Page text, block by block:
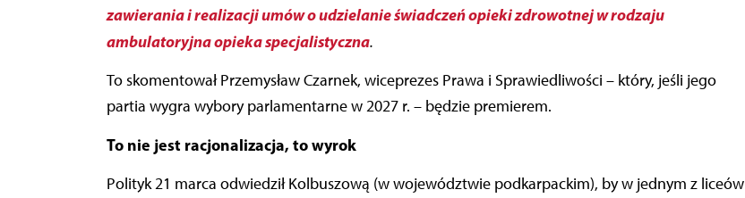
zawierania i realizacji umów o udzielanie świadczeń opieki zdrowotnej w rodzaju
ambulatoryjna opieka specjalistyczna.
To skomentował Przemysław Czarnek, wiceprezes Prawa i Sprawiedliwości – który, jeśli jego
partia wygra wybory parlamentarne w 2027 r. – będzie premierem.
To nie jest racjonalizacja, to wyrok
Polityk 21 marca odwiedził Kolbuszową (w województwie podkarpackim), by w jednym z liceów